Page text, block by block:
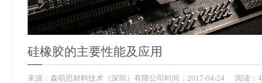
硅橡胶的主要性能及应用
来源： 森萌思材料技术（深圳）有限公司 时间： 2017-04-24 阅读：